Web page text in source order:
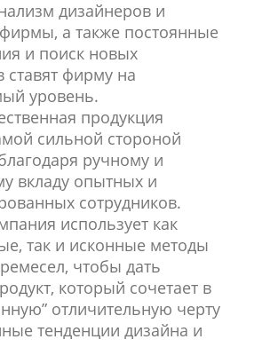
дизайнеров и
а также постоянные
и поиск новых
ставят фирму на
уровень.
продукция
сильной стороной
ручному и
вкладу опытных и
сотрудников.
использует как
так и исконные методы
чтобы дать
который сочетает в
отличительную черту
тенденции дизайна и